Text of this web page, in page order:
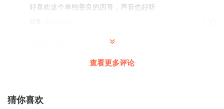
好喜欢这个单纯善良的四哥，声音也好听
李麟:非理勿视，非理勿视……
牛壮壮的
查看更多评论
猜你喜欢